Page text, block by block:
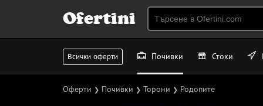
Ofertini
Всички оферти Почивки Стоки
Оферти ❯ Почивки ❯ Торони ❯ Родопите